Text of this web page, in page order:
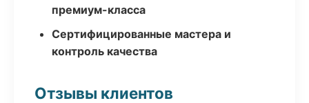
премиум-класса
Сертифицированные мастера и
контроль качества
Отзывы клиентов